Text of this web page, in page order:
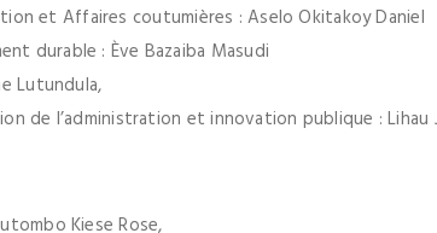
et Affaires coutumières : Aselo Okitakoy Daniel
durable : Ève Bazaiba Masudi
Lutundula,
de l’administration et innovation publique : Lihau
Kiese Rose,